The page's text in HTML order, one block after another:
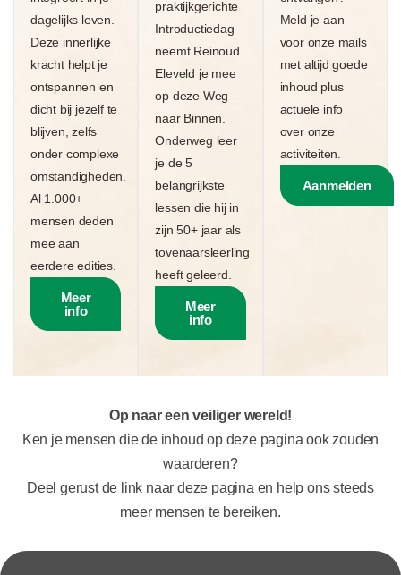
dagelijks leven.
Deze innerlijke
kracht helpt je
ontspannen en
dicht bij jezelf te
blijven, zelfs
onder complexe
omstandigheden.
Al 1.000+
mensen deden
mee aan
eerdere edities.
Meer
info
praktijkgerichte
Introductiedag
neemt Reinoud
Eleveld je mee
op deze Weg
naar Binnen.
Onderweg leer
je de 5
belangrijkste
lessen die hij in
zijn 50+ jaar als
tovenaarsleerling
heeft geleerd.
Meer
info
Meld je aan
voor onze mails
met altijd goede
inhoud plus
actuele info
over onze
activiteiten.
Aanmelden
Op naar een veiliger wereld!
Ken je mensen die de inhoud op deze pagina ook zouden
waarderen?
Deel gerust de link naar deze pagina en help ons steeds
meer mensen te bereiken.